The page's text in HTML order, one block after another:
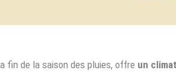
fin de la saison des pluies, offre un